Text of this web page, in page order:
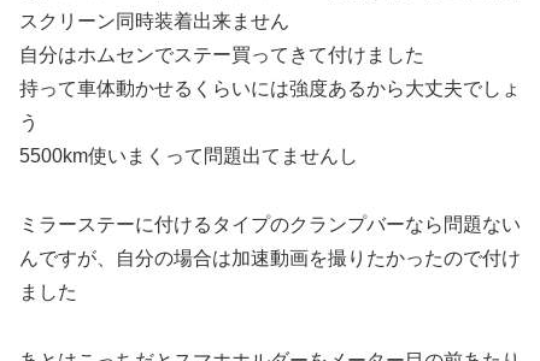
スクリーン同時装着出来ません
自分はホムセンでステー買ってきて付けました
持って車体動かせるくらいには強度あるから大丈夫でしょ
う
5500km使いまくって問題出てませんし
ミラーステーに付けるタイプのクランプバーなら問題ない
んですが、自分の場合は加速動画を撮りたかったので付け
ました